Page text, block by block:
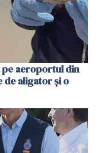
aeroportul din
de aligator și o